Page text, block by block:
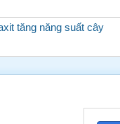
tăng năng suất cây